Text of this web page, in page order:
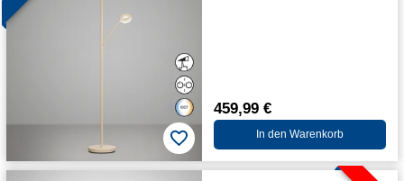
459,99 €
In den Warenkorb